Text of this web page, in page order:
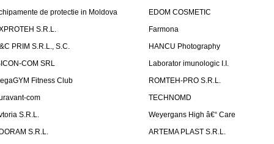
de protectie in Moldova
EDOM COSMETIC
S.R.L.
Farmona
PRIM S.R.L., S.C.
HANCU Photography
COM SRL
Laborator imunologic I.I.
Fitness Club
ROMTEH-PRO S.R.L.
com
TECHNOMD
S.R.L.
Weyergans High â€“ Care
S.R.L.
ARTEMA PLAST S.R.L.